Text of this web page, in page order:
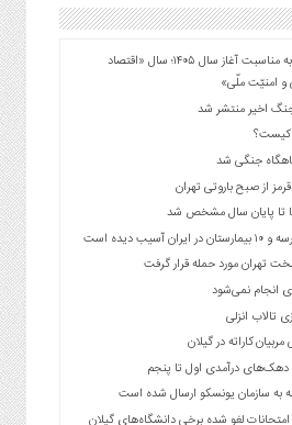
پیام نوروزی رهبر انقلاب به مناسبت آغاز سال ۱۴۰۵؛ سال «اقتصاد
و امنیّت ملّی»
اخیر منتشر شد
کیست؟
از صبح باروتی تهران
تا پایان سال مشخص شد
تهران مورد حمله قرار گرفت
انجام نمی‌شود
انزلی
کاراته در گیلان
دهک‌های درآمدی اول تا پنجم
به سازمان یونسکو ارسال شده است